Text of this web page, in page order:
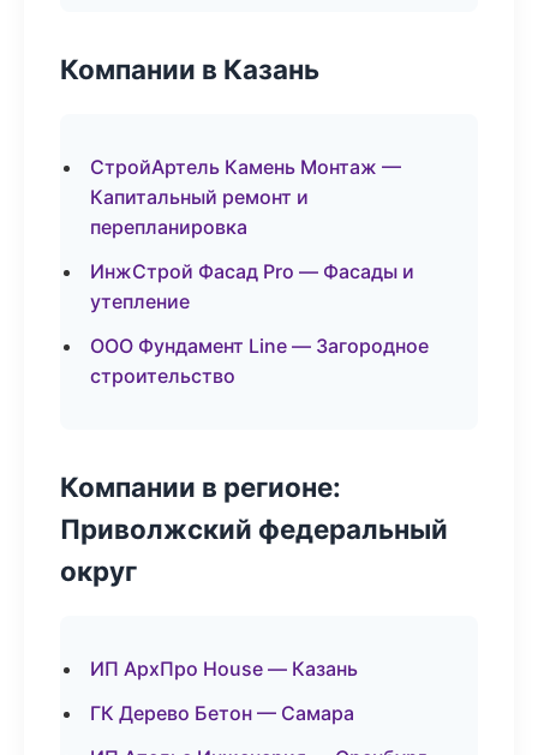
Компании в Казань
СтройАртель Камень Монтаж —
Капитальный ремонт и
перепланировка
ИнжСтрой Фасад Pro — Фасады и
утепление
ООО Фундамент Line — Загородное
строительство
Компании в регионе:
Приволжский федеральный
округ
ИП АрхПро House — Казань
ГК Дерево Бетон — Самара